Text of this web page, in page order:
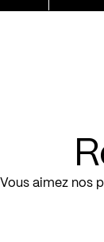
Vous aimez nos